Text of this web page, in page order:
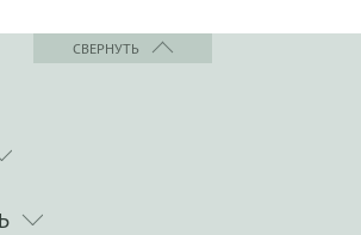
СВЕРНУТЬ